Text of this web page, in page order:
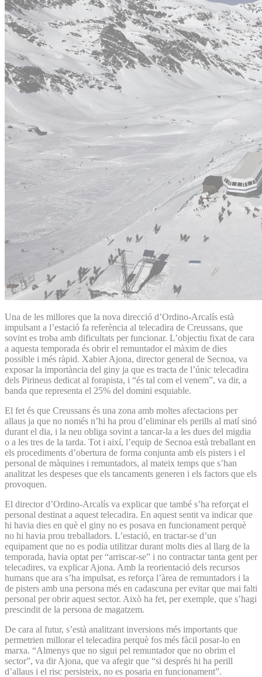
Una de les millores que la nova direcció d’Ordino-Arcalís està
impulsant a l’estació fa referència al telecadira de Creussans, que
sovint es troba amb dificultats per funcionar. L’objectiu fixat de cara
a aquesta temporada és obrir el remuntador el màxim de dies
possible i més ràpid. Xabier Ajona, director general de Secnoa, va
exposar la importància del giny ja que es tracta de l’únic telecadira
dels Pirineus dedicat al forapista, i “és tal com el venem”, va dir, a
banda que representa el 25% del domini esquiable.
El fet és que Creussans és una zona amb moltes afectacions per
allaus ja que no només n’hi ha prou d’eliminar els perills al matí sinó
durant el dia, i la neu obliga sovint a tancar-la a les dues del migdia
o a les tres de la tarda. Tot i així, l’equip de Secnoa està treballant en
els procediments d’obertura de forma conjunta amb els pisters i el
personal de màquines i remuntadors, al mateix temps que s’han
analitzat les despeses que els tancaments generen i els factors que els
provoquen.
El director d’Ordino-Arcalís va explicar que també s’ha reforçat el
personal destinat a aquest telecadira. En aquest sentit va indicar que
hi havia dies en què el giny no es posava en funcionament perquè
no hi havia prou treballadors. L’estació, en tractar-se d’un
equipament que no es podia utilitzar durant molts dies al llarg de la
temporada, havia optat per “arriscar-se” i no contractar tanta gent per
telecadires, va explicar Ajona. Amb la reorientació dels recursos
humans que ara s’ha impulsat, es reforça l’àrea de remuntadors i la
de pisters amb una persona més en cadascuna per evitar que mai falti
personal per obrir aquest sector. Això ha fet, per exemple, que s’hagi
prescindit de la persona de magatzem.
De cara al futur, s’està analitzant inversions més importants que
permetrien millorar el telecadira perquè fos més fàcil posar-lo en
marxa. “Almenys que no sigui pel remuntador que no obrim el
sector”, va dir Ajona, que va afegir que “si després hi ha perill
d’allaus i el risc persisteix, no es posaria en funcionament”.